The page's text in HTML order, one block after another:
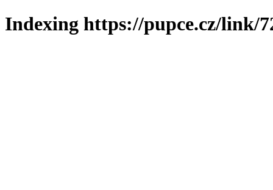
Indexing https://pupce.cz/link/